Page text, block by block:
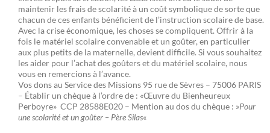
maintenir les frais de scolarité à un coût symbolique de sorte que
chacun de ces enfants bénéficient de l’instruction scolaire de base.
Avec la crise économique, les choses se compliquent. Offrir à la
fois le matériel scolaire convenable et un goûter, en particulier
aux plus petits de la maternelle, devient difficile. Si vous souhaitez
les aider pour l’achat des goûters et du matériel scolaire, nous
vous en remercions à l’avance.
Vos dons au Service des Missions 95 rue de Sèvres – 75006 PARIS
– Établir un chèque à l’ordre de : «Œuvre du Bienheureux
Perboyre» CCP 28588E020 – Mention au dos du chèque : »Pour
une scolarité et un goûter – Père Silas«